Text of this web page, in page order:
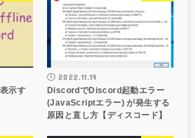
示す
2022.11.19
DiscordでDiscord起動エラー
(JavaScriptエラー) が発生する
原因と直し方【ディスコード】